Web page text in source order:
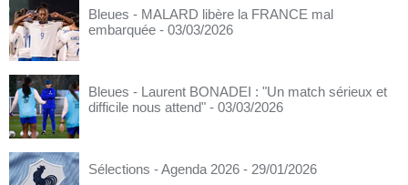
Bleues - MALARD libère la FRANCE mal
embarquée - 03/03/2026
Bleues - Laurent BONADEI : "Un match sérieux et
difficile nous attend" - 03/03/2026
Sélections - Agenda 2026 - 29/01/2026